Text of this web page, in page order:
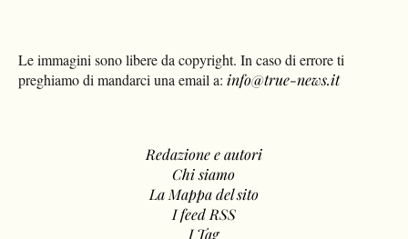
Le immagini sono libere da copyright. In caso di errore ti
preghiamo di mandarci una email a: info@true-news.it
Redazione e autori
Chi siamo
La Mappa del sito
I feed RSS
I Tag